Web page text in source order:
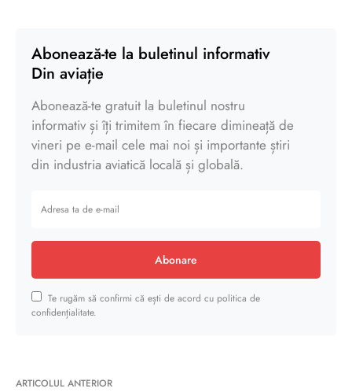
Abonează-te la buletinul informativ
Din aviație
Abonează-te gratuit la buletinul nostru
informativ și îți trimitem în fiecare dimineață de
vineri pe e-mail cele mai noi și importante știri
din industria aviatică locală și globală.
Abonare
Te rugăm să confirmi că ești de acord cu politica de
confidențialitate.
ARTICOLUL ANTERIOR